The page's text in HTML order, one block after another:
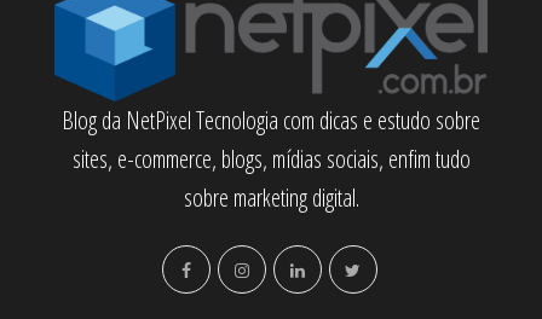
Blog da NetPixel Tecnologia com dicas e estudo sobre
sites, e-commerce, blogs, mídias sociais, enfim tudo
sobre marketing digital.